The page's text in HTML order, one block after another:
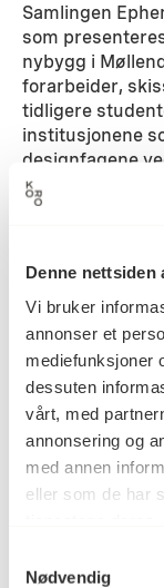
Denne nettsiden
Vi bruker
annonser et
mediefunksjoner
dessuten
vårt, med
annonsering og
med annen
eller som de har
Nødvendig
Samlingen
som
nybygg i
forarbeider,
tidligere
institusjonene
designfagene
design. Flere
mellom 2018
Bergens
dialog med
Detaljer
Datering